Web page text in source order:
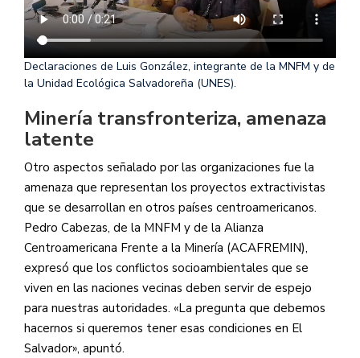
Declaraciones de Luis González, integrante de la MNFM y de
la Unidad Ecológica Salvadoreña (UNES).
Minería transfronteriza, amenaza
latente
Otro aspectos señalado por las organizaciones fue la
amenaza que representan los proyectos extractivistas
que se desarrollan en otros países centroamericanos.
Pedro Cabezas, de la MNFM y de la Alianza
Centroamericana Frente a la Minería (ACAFREMIN),
expresó que los conflictos socioambientales que se
viven en las naciones vecinas deben servir de espejo
para nuestras autoridades. «La pregunta que debemos
hacernos si queremos tener esas condiciones en El
Salvador», apuntó.